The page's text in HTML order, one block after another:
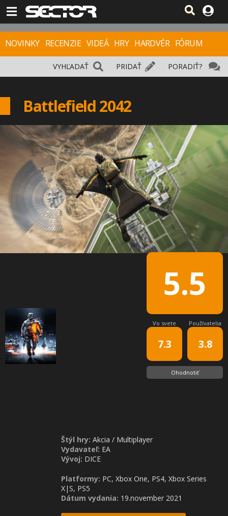
NOVINKY RECENZIE VIDEÁ HRY HARDVÉR FÓRUM
PORADIŤ?
PRIDAŤ
VYHĽADAŤ
Battlefield 2042
5.5
Vo svete
7.3
Používatelia
3.8
Ohodnotiť
Štýl hry: Akcia / Multiplayer
Vydavateľ: EA
Vývoj: DICE
Platformy: PC, Xbox One, PS4, Xbox Series
X|S, PS5
Dátum vydania: 19.november 2021